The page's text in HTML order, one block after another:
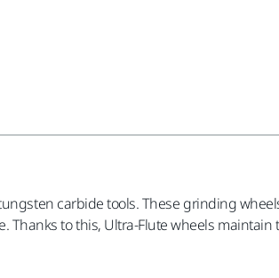
carbide tools. These grinding
to this, Ultra-Flute wheels